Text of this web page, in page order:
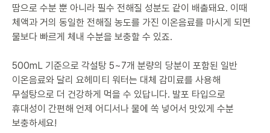
땀으로 수분 뿐 아니라 필수 전해질 성분도 같이 배출돼요. 이때
체액과 거의 동일한 전해질 농도를 가진 이온음료를 마시게 되면
물보다 빠르게 체내 수분을 보충할 수 있죠.
500mL 기준으로 각설탕 5~7개 분량의 당분이 포함된 일반
이온음료와 달리 요헤미티 워터는 대체 감미료를 사용해
무설탕으로 더 건강하게 먹을 수 있답니다. 발포 타입으로
휴대성이 간편해 언제 어디서나 물에 쏙 넣어서 맛있게 수분
보충하세요!